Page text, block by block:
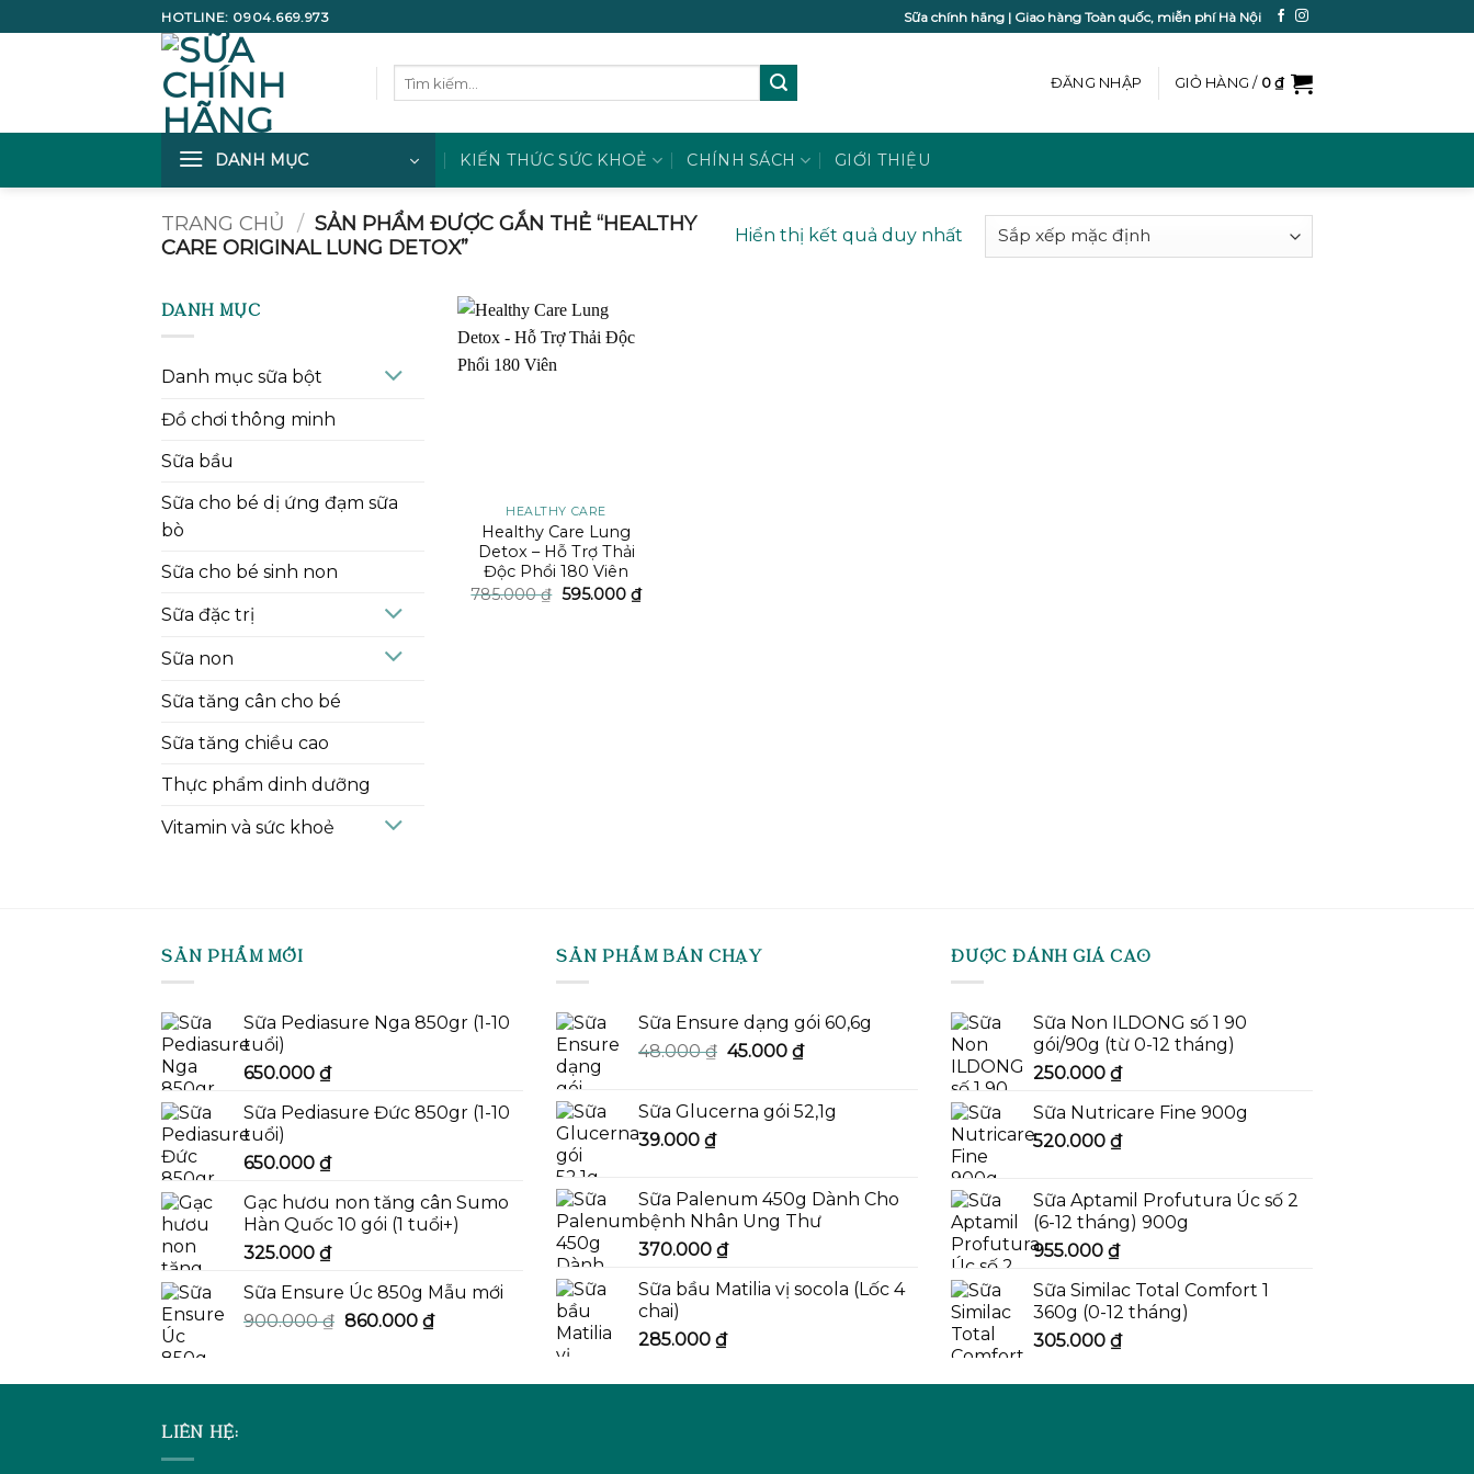
qua
HOTLINE: 0904.669.973 Sữa chính hãng | Giao hàng Toàn quốc, miễn phí Hà Nội
ĐĂNG NHẬP GIỎ HÀNG / 0₫
DANH MỤC KIẾN THỨC SỨC KHOẺ CHÍNH SÁCH GIỚI THIỆU
TRANG CHỦ / SẢN PHẨM ĐƯỢC GẮN THẺ “HEALTHY
CARE ORIGINAL LUNG DETOX”
Hiển thị kết quả duy nhất
DANH MỤC
Danh mục sữa bột
Đồ chơi thông minh
Sữa bầu
Sữa cho bé dị ứng đạm sữa
bò
Sữa cho bé sinh non
Sữa đặc trị
Sữa non
Sữa tăng cân cho bé
Sữa tăng chiều cao
Thực phẩm dinh dưỡng
Vitamin và sức khoẻ
HEALTHY CARE
Healthy Care Lung
Detox – Hỗ Trợ Thải
Độc Phổi 180 Viên
785.000₫ Giá
595.000 ₫Giá
hiện
SẢN PHẨM MỚI
Sữa Pediasure Nga 850gr (1-10
tuổi)
650.000 ₫
Sữa Pediasure Đức 850gr (1-10
tuổi)
650.000 ₫
Gạc hươu non tăng cân Sumo
Hàn Quốc 10 gói (1 tuổi+)
325.000 ₫
Sữa Ensure Úc 850g Mẫu mới
900.000₫ Giá
900.000 ₫.
860.000 ₫Giá
là:
SẢN PHẨM BÁN CHẠY
Sữa Ensure dạng gói 60,6g
48.000₫ Giá
48.000 ₫.
45.000 ₫Giá
là:
Sữa Glucerna gói 52,1g
39.000 ₫
Sữa Palenum 450g Dành Cho
bệnh Nhân Ung Thư
370.000 ₫
Sữa bầu Matilia vị socola (Lốc 4
chai)
285.000 ₫
ĐƯỢC ĐÁNH GIÁ CAO
Sữa Non ILDONG số 1 90
gói/90g (từ 0-12 tháng)
250.000 ₫
Sữa Nutricare Fine 900g
520.000 ₫
Sữa Aptamil Profutura Úc số 2
(6-12 tháng) 900g
955.000 ₫
Sữa Similac Total Comfort 1
360g (0-12 tháng)
305.000 ₫
LIÊN HỆ: